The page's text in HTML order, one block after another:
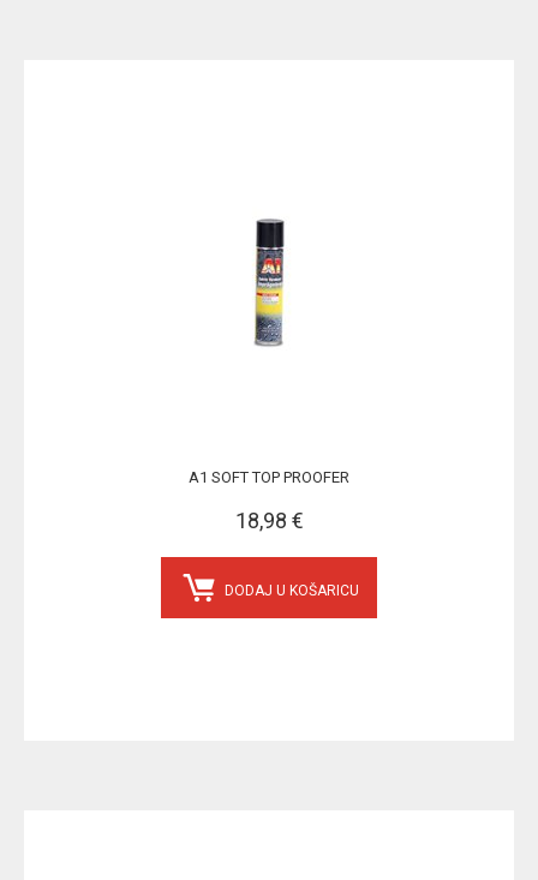
A1 SOFT TOP PROOFER
18,98 €
DODAJ U KOŠARICU